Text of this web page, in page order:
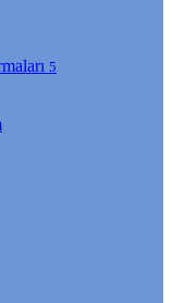
5